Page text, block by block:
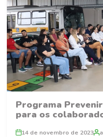
Programa
para os
14 de novembro de 2023